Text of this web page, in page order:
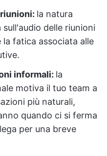
la natura
delle riunioni
fatica associata alle
informali: la
motiva il tuo team a
più naturali,
quando ci si ferma
per una breve